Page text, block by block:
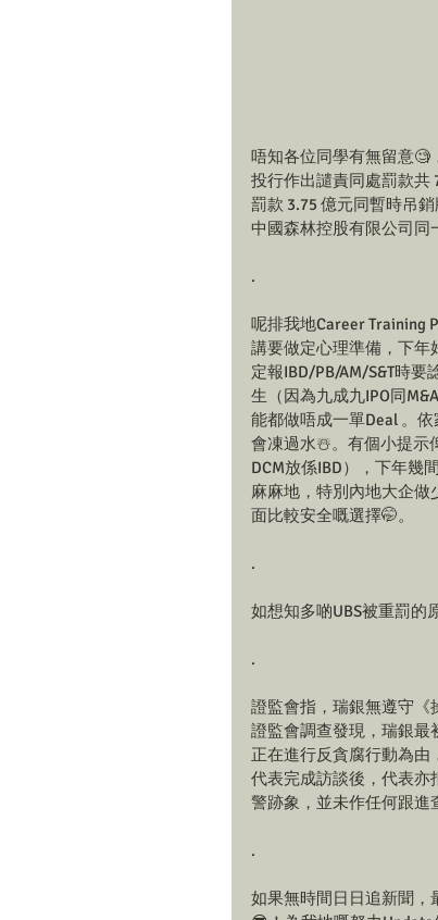
唔知各位同學有無留意🧐
投行作出譴責同處罰款共
罰款 3.75 億元同暫時吊
中國森林控股有限公司同
.
呢排我地Career Training
講要做定心理準備，下年
定報IBD/PB/AM/S&T時
生（因為九成九IPO同
能都做唔成一單Deal 。
會凍過水☃️。有個小提示
DCM放係IBD），下年幾
麻麻地，特別內地大企做
面比較安全嘅選擇🤭。
.
如想知多啲UBS被重罰的
.
證監會指，瑞銀無遵守《
證監會調查發現，瑞銀最
正在進行反貪腐行動為由
代表完成訪談後，代表亦
警跡象，並未作任何跟進
.
如果無時間日日追新聞，